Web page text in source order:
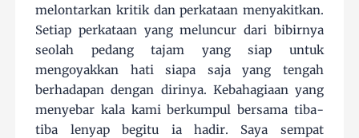
melontarkan kritik dan perkataan menyakitkan.
Setiap perkataan yang meluncur dari bibirnya
seolah pedang tajam yang siap untuk
mengoyakkan hati siapa saja yang tengah
berhadapan dengan dirinya. Kebahagiaan yang
menyebar kala kami berkumpul bersama tiba-
tiba lenyap begitu ia hadir. Saya sempat